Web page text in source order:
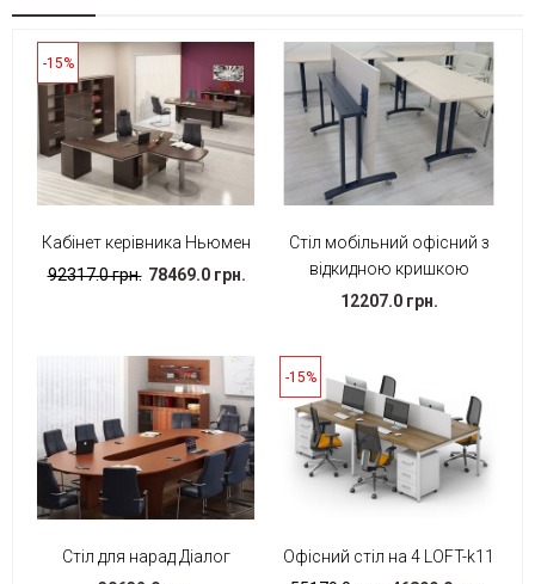
-15%
Кабінет керівника Ньюмен
92317.0 грн. 78469.0 грн.
Стіл мобільний офісний з
відкидною кришкою
12207.0 грн.
Стіл для нарад Діалог
-15%
Офісний стіл на 4 LOFT-k11